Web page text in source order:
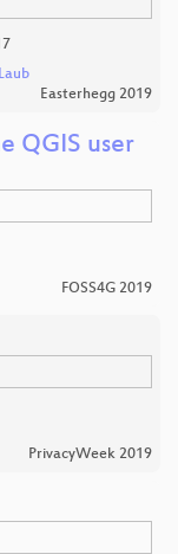
Easterhegg 2019
QGIS user
FOSS4G 2019
PrivacyWeek 2019